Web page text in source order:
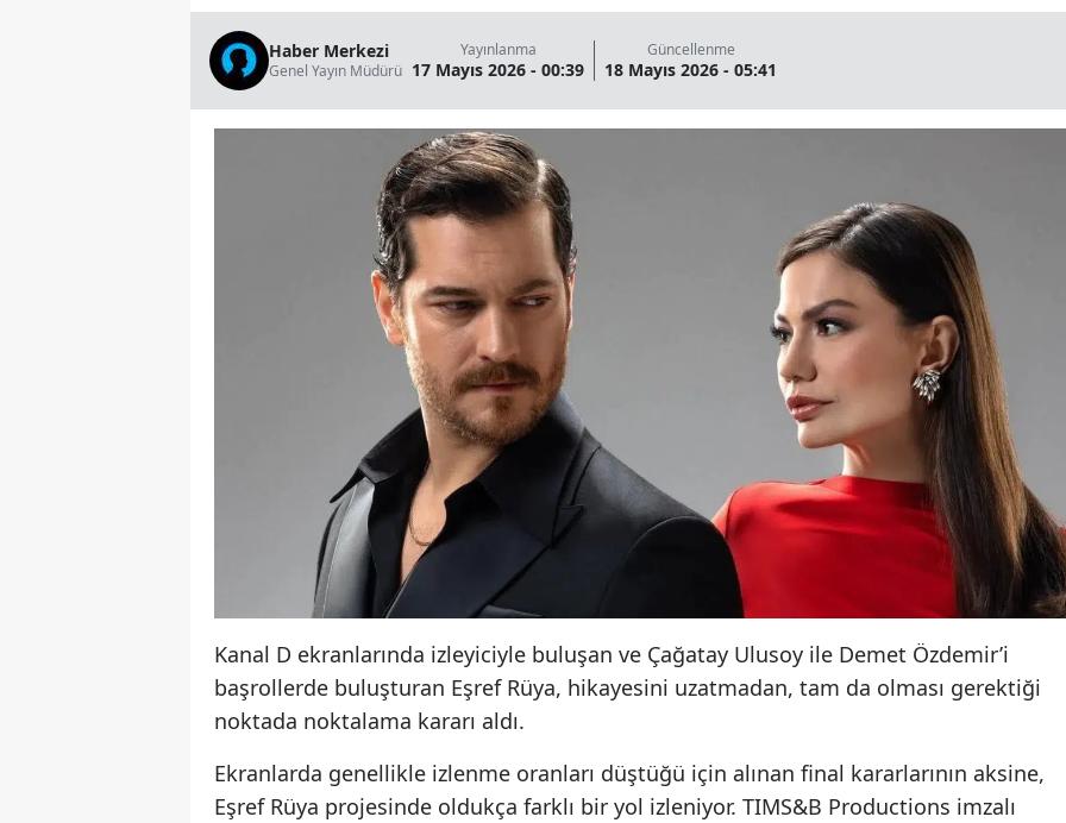
Haber Merkezi
Genel Yayın Müdürü
Yayınlanma
17 Mayıs 2026 - 00:39
Güncellenme
18 Mayıs 2026 - 05:41
Kanal D ekranlarında izleyiciyle buluşan ve Çağatay Ulusoy ile Demet Özdemir’i
başrollerde buluşturan Eşref Rüya, hikayesini uzatmadan, tam da olması gerektiği
noktada noktalama kararı aldı.
Ekranlarda genellikle izlenme oranları düştüğü için alınan final kararlarının aksine,
Eşref Rüya projesinde oldukça farklı bir yol izleniyor. TIMS&B Productions imzalı